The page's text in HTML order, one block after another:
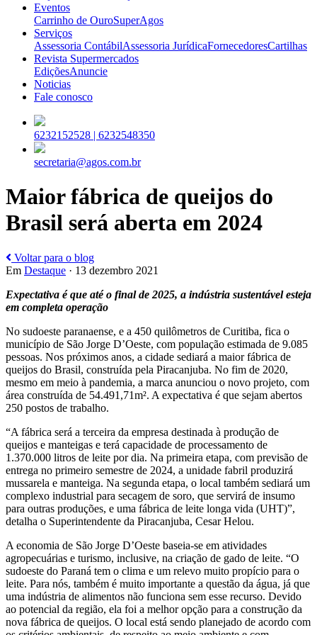
Eventos
Carrinho de OuroSuperAgos
Serviços
Assessoria ContábilAssessoria JurídicaFornecedoresCartilhas
Revista Supermercados
EdiçõesAnuncie
Noticias
Fale conosco
6232152528 | 6232548350
secretaria@agos.com.br
Maior fábrica de queijos do
Brasil será aberta em 2024
Voltar para o blog
Em Destaque · 13 dezembro 2021
Expectativa é que até o final de 2025, a indústria sustentável esteja
em completa operação
No sudoeste paranaense, e a 450 quilômetros de Curitiba, fica o
município de São Jorge D’Oeste, com população estimada de 9.085
pessoas. Nos próximos anos, a cidade sediará a maior fábrica de
queijos do Brasil, construída pela Piracanjuba. No fim de 2020,
mesmo em meio à pandemia, a marca anunciou o novo projeto, com
área construída de 54.491,71m². A expectativa é que sejam abertos
250 postos de trabalho.
“A fábrica será a terceira da empresa destinada à produção de
queijos e manteigas e terá capacidade de processamento de
1.370.000 litros de leite por dia. Na primeira etapa, com previsão de
entrega no primeiro semestre de 2024, a unidade fabril produzirá
mussarela e manteiga. Na segunda etapa, o local também sediará um
complexo industrial para secagem de soro, que servirá de insumo
para outras produções, e uma fábrica de leite longa vida (UHT)”,
detalha o Superintendente da Piracanjuba, Cesar Helou.
A economia de São Jorge D’Oeste baseia-se em atividades
agropecuárias e turismo, inclusive, na criação de gado de leite. “O
sudoeste do Paraná tem o clima e um relevo muito propício para o
leite. Para nós, também é muito importante a questão da água, já que
uma indústria de alimentos não funciona sem esse recurso. Devido
ao potencial da região, ela foi a melhor opção para a construção da
nova fábrica de queijos. O local está sendo planejado de acordo com